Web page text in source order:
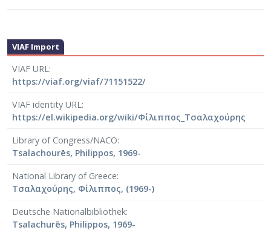
Ελληνοαμερικανική Ένωση κ.α.) Προλόγισε την πρώτη
πλήρη έκδοση των Απομνημονευμάτων του
Καλομοίρη «Η ζωή μου και η τέχνη μου» ( Εκδόσεις
Νεφέλη 1987), ενώ πολλά σχετικά άρθρα του έχουν
Εκπόνησε "Νέο Κατάλογο Έργων Μανώλη Καλομοίρη"
που εκδόθηκε από τον Σύλλογο "Μανώλης
κειμένων που αφορούν στον Μανώλη Καλομοίρη
(Εκδόσεις ORPHEUS).
Είναι μέλος της καλλιτεχνικής επιτροπής
τουΜουσείου Μπενάκη από το 2010.
μέλος των Ελληνο-Γαλλικών Διεπιστημονικών
Συναντήσεων (Rencontres Interdisciplinaires Franco-
VIAF Import
VIAF URL
https://viaf.org/viaf/71151522/
VIAF identity URL
https://el.wikipedia.org/wiki/Φίλιππος_Τσαλαχούρης
Library of Congress/NACO
Tsalachourēs, Philippos, 1969-
National Library of Greece
Τσαλαχούρης, Φίλιππος, (1969-)
Deutsche Nationalbibliothek
Tsalachurēs, Philippos, 1969-